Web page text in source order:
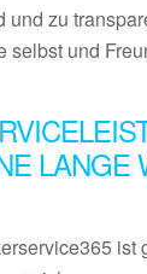
zu
und
LANGE
ist